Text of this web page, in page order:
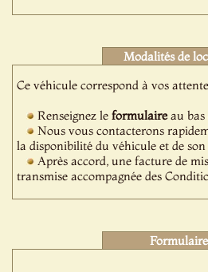
Modalités de
Ce véhicule correspond à vos
Renseignez leformulaireau bas
Nous vous contacterons
la disponibilité du véhicule et de
Après accord, une facture de
transmise accompagnée des
Formulaire